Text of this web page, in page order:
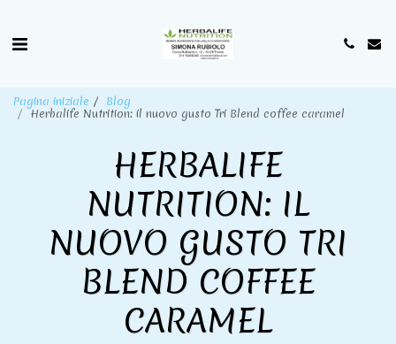
Pagina iniziale
Blog
Herbalife Nutrition: il nuovo gusto Tri Blend coffee caramel
HERBALIFE
NUTRITION: IL
NUOVO GUSTO TRI
BLEND COFFEE
CARAMEL